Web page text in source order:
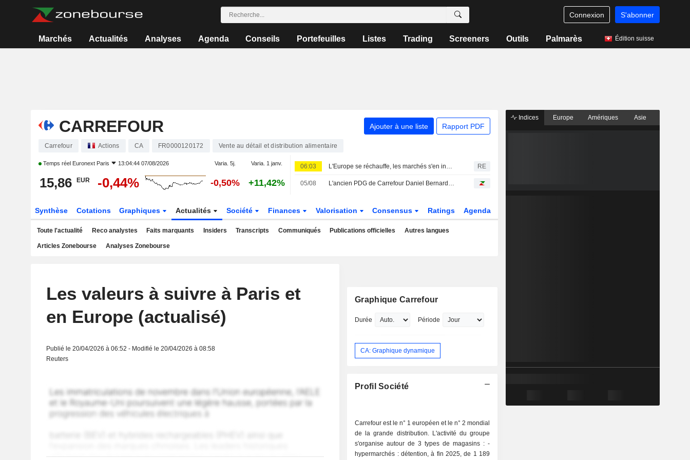
Connexion S'abonner
Marchés Actualités Analyses Agenda Conseils Portefeuilles Listes Trading Screeners Outils Palmarès Édition suisse
CARREFOUR Ajouter à une liste Rapport PDF
Carrefour Actions CA FR0000120172 Vente au détail et distribution alimentaire
Temps réel Euronext Paris 13:04:44 07/08/2026 Varia. 5j. Varia. 1 janv.
15,86 EUR -0,44% -0,50% +11,42%
06:03 L'Europe se réchauffe, les marchés s'en inquiètent RE
05/08 L'ancien PDG de Carrefour Daniel Bernard s'est éteint
Synthèse Cotations Graphiques Actualités Société Finances Valorisation Consensus Ratings Agenda
Toute l'actualité Reco analystes Faits marquants Insiders Transcripts Communiqués Publications officielles Autres langues
Articles Zonebourse Analyses Zonebourse
Les valeurs à suivre à Paris et
en Europe (actualisé)
Publié le 20/04/2026 à 06:52 - Modifié le 20/04/2026 à 08:58
Reuters
Graphique Carrefour
Durée Période
CA: Graphique dynamique
Profil Société
Carrefour est le n° 1 européen et le n° 2 mondial
de la grande distribution. L'activité du groupe
s'organise autour de 3 types de magasins : -
hypermarchés : détention, à fin 2025, de 1 189
Indices Europe Amériques Asie